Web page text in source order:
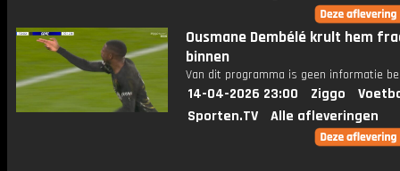
Ousmane Dembélé krult hem
binnen
Van dit programma is geen informatie
14-04-2026 23:00 Ziggo
Sporten.TV
Alle afleveringen